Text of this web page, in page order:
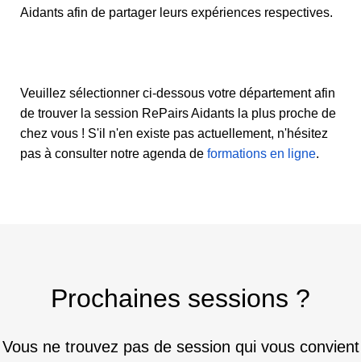
Aidants afin de partager leurs expériences respectives.
Veuillez sélectionner ci-dessous votre département afin
de trouver la session RePairs Aidants la plus proche de
chez vous ! S'il n'en existe pas actuellement, n'hésitez
pas à consulter notre agenda de formations en ligne.
Prochaines sessions ?
Vous ne trouvez pas de session qui vous convient